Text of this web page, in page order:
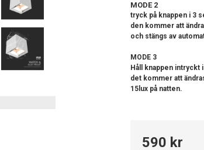
MODE 2
tryck på knappen i 3
den kommer att
och stängs av
MODE 3
Håll knappen intryckt
det kommer att
15lux på natten.
590 kr